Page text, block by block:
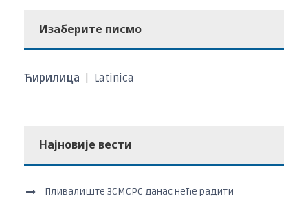
Изаберите писмо
Ћирилица Latinica
Најновије вести
Пливалиште ЗСМСРС данас неће радити